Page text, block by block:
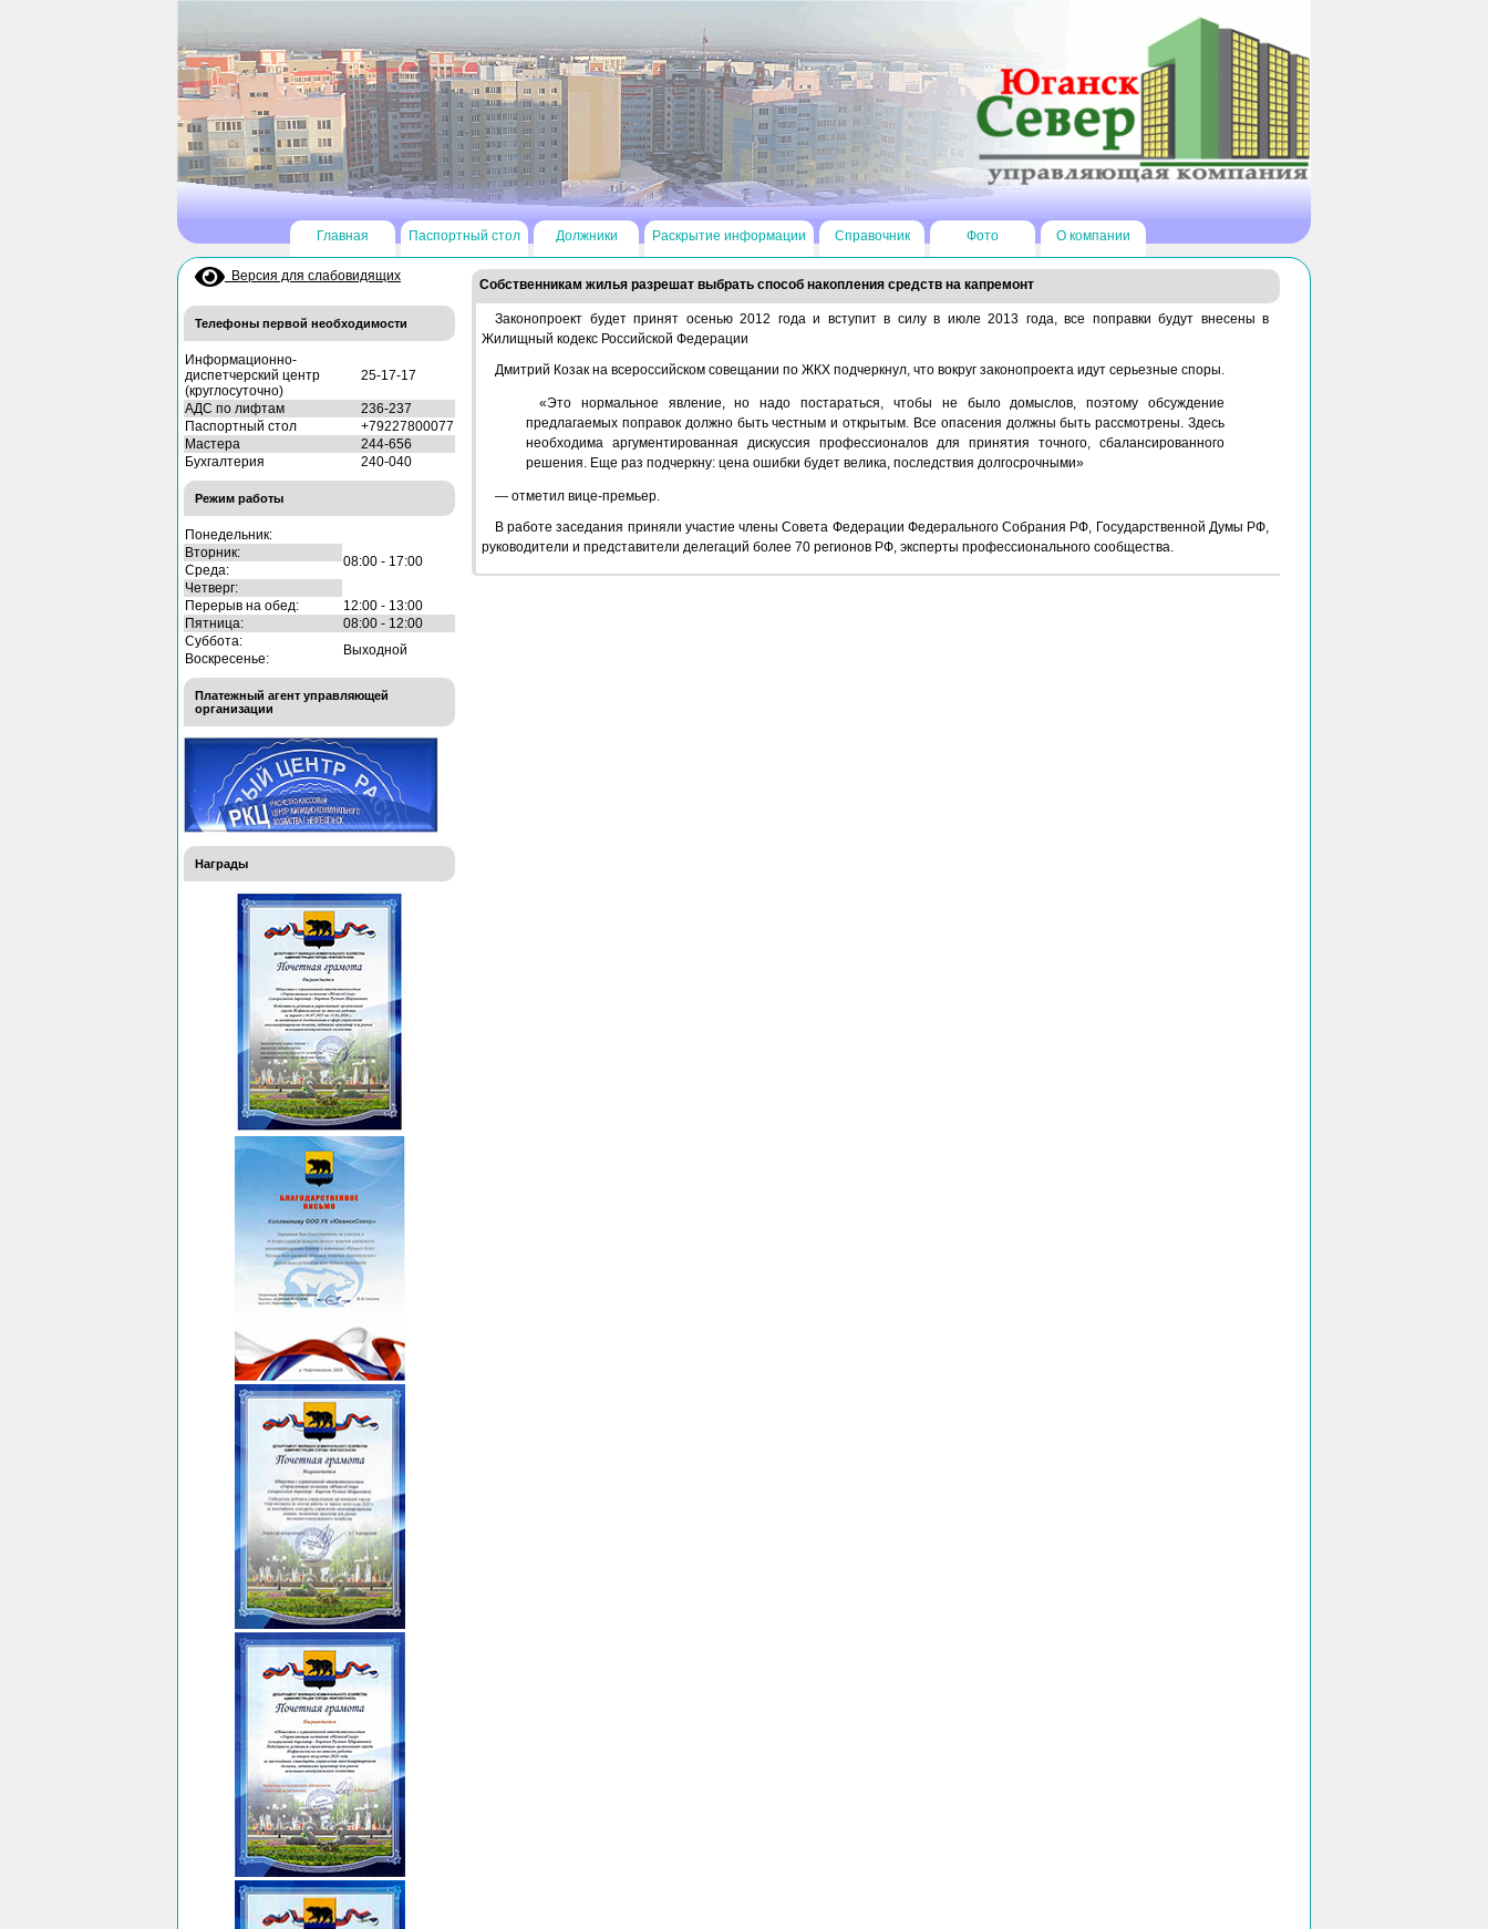
Главная Паспортный стол Должники Раскрытие информации Справочник Фото О компании
Версия для слабовидящих
Телефоны первой необходимости
Информационно-
диспетчерский центр
(круглосуточно)
25-17-17
АДС по лифтам
236-237
Паспортный стол
+79227800077
Мастера
244-656
Бухгалтерия
240-040
Режим работы
Понедельник:
08:00 - 17:00
Вторник:
Среда:
Четверг:
Перерыв на обед:
12:00 - 13:00
Пятница:
08:00 - 12:00
Суббота:
Выходной
Воскресенье:
Платежный агент управляющей
организации
Награды
Собственникам жилья разрешат выбрать способ накопления средств на капремонт
Законопроект будет принят осенью 2012 года и вступит в силу в июле 2013 года, все поправки будут внесены в
Жилищный кодекс Российской Федерации
Дмитрий Козак на всероссийском совещании по ЖКХ подчеркнул, что вокруг законопроекта идут серьезные споры.
«Это нормальное явление, но надо постараться, чтобы не было домыслов, поэтому обсуждение
предлагаемых поправок должно быть честным и открытым. Все опасения должны быть рассмотрены. Здесь
необходима аргументированная дискуссия профессионалов для принятия точного, сбалансированного
решения. Еще раз подчеркну: цена ошибки будет велика, последствия долгосрочными»
— отметил вице-премьер.
В работе заседания приняли участие члены Совета Федерации Федерального Собрания РФ, Государственной Думы РФ,
руководители и представители делегаций более 70 регионов РФ, эксперты профессионального сообщества.